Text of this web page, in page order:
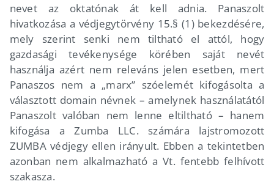
nevet az oktatónak át kell adnia. Panaszolt
hivatkozása a védjegytörvény 15.§ (1) bekezdésére,
mely szerint senki nem tiltható el attól, hogy
gazdasági tevékenysége körében saját nevét
használja azért nem releváns jelen esetben, mert
Panaszos nem a „marx” szóelemét kifogásolta a
választott domain névnek – amelynek használatától
Panaszolt valóban nem lenne eltiltható – hanem
kifogása a Zumba LLC. számára lajstromozott
ZUMBA védjegy ellen irányult. Ebben a tekintetben
azonban nem alkalmazható a Vt. fentebb felhívott
szakasza.